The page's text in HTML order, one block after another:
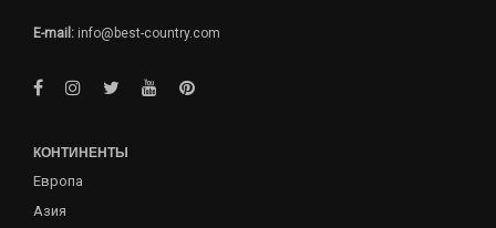
E-mail: info@best-country.com
КОНТИНЕНТЫ
Европа
Азия